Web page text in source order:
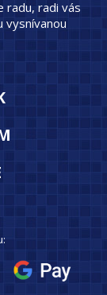
radu, radi vás
vysnívanou